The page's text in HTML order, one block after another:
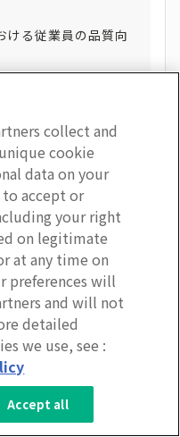
ける従業員の品質向
リスクの少なさ」と
要な非財務指標でもあ
ヤリティは“従業員満
、将来の企業価値を
ることが重要です。
スコア）」と「中長
コスト削減）」の両方
の実行計画として落と
ります。
で分かるLumApps
ビス資料を無料ダウンロー
ド
collect and
cookie
data on your
accept or
your right
on legitimate
at any time on
preferences will
and will not
detailed
we use, see :
Accept all